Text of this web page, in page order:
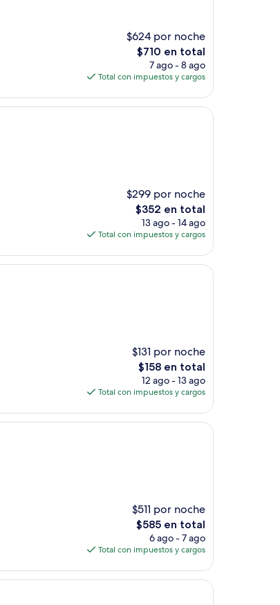
$624 por noche
El
precio
actual
de
$710 en total
7 ago - 8 ago
Total con impuestos y cargos
$299 por noche
El
precio
actual
de
$352 en total
13 ago - 14 ago
Total con impuestos y cargos
$131 por noche
El
precio
actual
de
$158 en total
12 ago - 13 ago
Total con impuestos y cargos
$511 por noche
El
precio
actual
de
$585 en total
6 ago - 7 ago
Total con impuestos y cargos